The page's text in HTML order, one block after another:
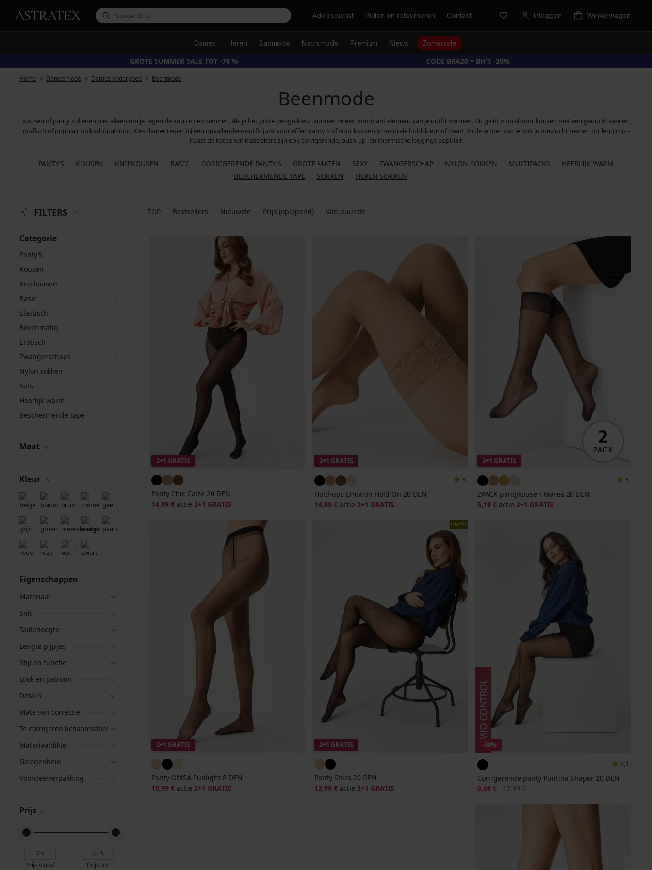
ZoekenAdviesdienst Ruilen en retourneren Contact Inloggen Winkelwagen
Dames Heren Badmode Nachtmode Premium Nieuw Zomersale
GROTE SUMMER SALE TOT -70 % CODE BRA20 = BH'S -20%
Home Damesmode Dames ondergoed Beenmode
Beenmode
Kousen of panty's dienen niet alleen om je tegen de kou te beschermen. Als je het juiste design kiest, kunnen ze een dominant element van je outfit vormen. Dit geldt vooral voor kousen met een gedurfd kanten,
grafisch of populair polkadotpatroon. Kies daarentegen bij een opvallendere outfit juist voor effen panty's of voor kousen in neutrale huidskleur of zwart. In de winter kan je ook je toevlucht nemen tot leggings -
naast de katoenen klassiekers zijn ook corrigerende, push-up- en thermische leggings populair.
PANTY’S KOUSEN KNIEKOUSEN BASIC CORRIGERENDE PANTY'S GROTE MATEN SEXY ZWANGERSCHAP NYLON SOKKEN MULTIPACKS
HEERLIJK WARM
BESCHERMENDE TAPE
SOKKEN HEREN SOKKEN
FILTERS TOP Bestsellers Nieuwste Prijs (oplopend) Van duurste
Categorie
Panty’s
Kousen
Kniekousen
Basic
Elastisch
Bovenmatig
Erotisch
Zwangerschaps
Nylon sokken
Sets
Heerlijk warm
Beschermende tape
Maat
Kleur
Eigenschappen
Materiaal
Snit
Taillehoogte
Lengte pijpjes
Stijl en functie
Look en patroon
Details
Mate van correctie
Te corrigeren lichaamsdeel
Materiaaldikte
Gelegenheid
Voordeelverpakking
Prijs
Prijs vanaf Prijs tot
2+1 GRATIS
Panty Chic Calze 20 DEN
14,99 € actie 2+1 GRATIS
2+1 GRATIS
5
Hold-ups Emotion Hold On 20 DEN
14,99 € actie 2+1 GRATIS
2+1 GRATIS
5
2PACK pantykousen Marea 20 DEN
5,19 € actie 2+1 GRATIS
2+1 GRATIS
Panty OMSA Sunlight 8 DEN
10,99 € actie 2+1 GRATIS
LIMITED
2+1 GRATIS
Panty Shira 20 DEN
12,99 € actie 2+1 GRATIS
-30%
4,1
Corrigerende panty Puntina Shaper 20 DEN
Korting
9,09 € Oorspronkelijke prijs
12,99 €